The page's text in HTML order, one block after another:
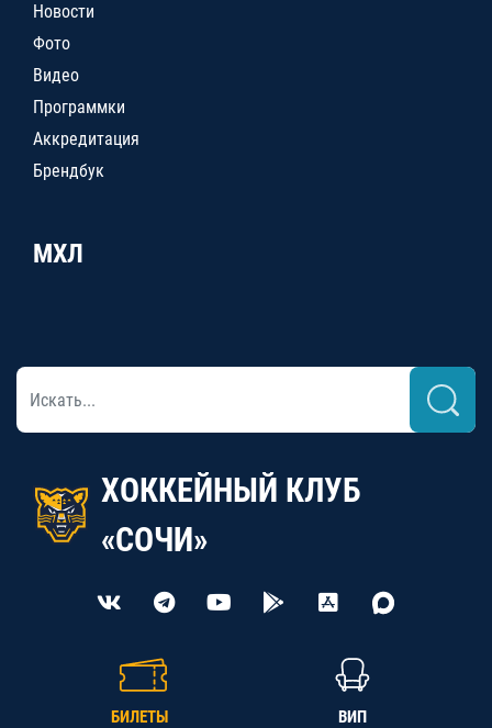
Новости
Фото
Видео
Программки
Аккредитация
Брендбук
МХЛ
ХОККЕЙНЫЙ КЛУБ
«СОЧИ»
БИЛЕТЫ ВИП